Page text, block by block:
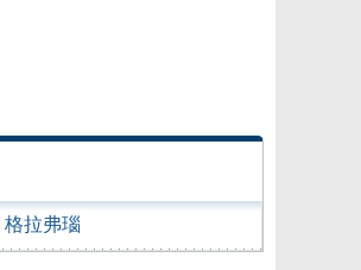
格拉弗瑙